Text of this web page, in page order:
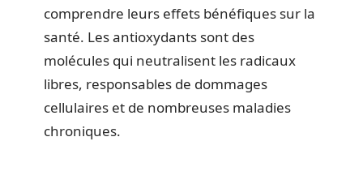
comprendre leurs effets bénéfiques sur la
santé. Les antioxydants sont des
molécules qui neutralisent les radicaux
libres, responsables de dommages
cellulaires et de nombreuses maladies
chroniques.